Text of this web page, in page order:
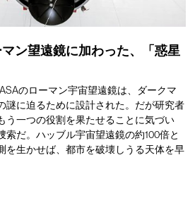
ン望遠鏡に加わった、「惑星
のローマン宇宙望遠鏡は、ダークマ
謎に迫るために設計された。だが研究者
う一つの役割を果たせることに気づい
索だ。ハッブル宇宙望遠鏡の約100倍と
を生かせば、都市を破壊しうる天体を早